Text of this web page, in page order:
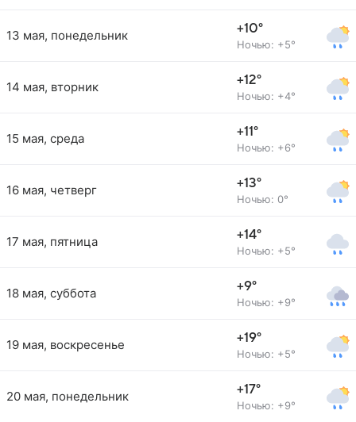
13 мая, понедельник +10°
Ночью: +5°
14 мая, вторник +12°
Ночью: +4°
15 мая, среда +11°
Ночью: +6°
16 мая, четверг +13°
Ночью: 0°
17 мая, пятница +14°
Ночью: +5°
18 мая, суббота +9°
Ночью: +9°
19 мая, воскресенье +19°
Ночью: +5°
20 мая, понедельник +17°
Ночью: +9°